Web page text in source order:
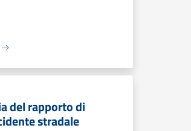
del rapporto di
stradale